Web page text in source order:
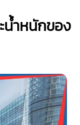
ำหนักของ